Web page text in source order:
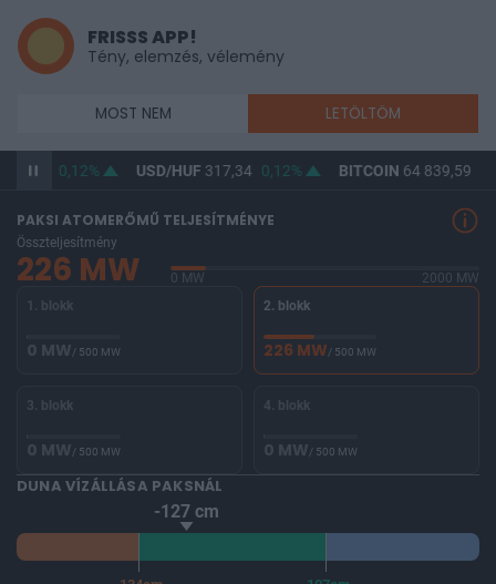
FRISSS APP!
Tény, elemzés, vélemény
MOST NEM LETÖLTÖM
0,12% USD/HUF317,34 0,12% BITCOIN64 839,59
PAKSI ATOMERŐMŰ TELJESÍTMÉNYE
Összteljesítmény
226 MW 0 MW
2000 MW
1. blokk
0 MW/ 500 MW
2. blokk
226 MW/ 500 MW
3. blokk
0 MW/ 500 MW
4. blokk
0 MW/ 500 MW
DUNA VÍZÁLLÁSA PAKSNÁL
-127 cm